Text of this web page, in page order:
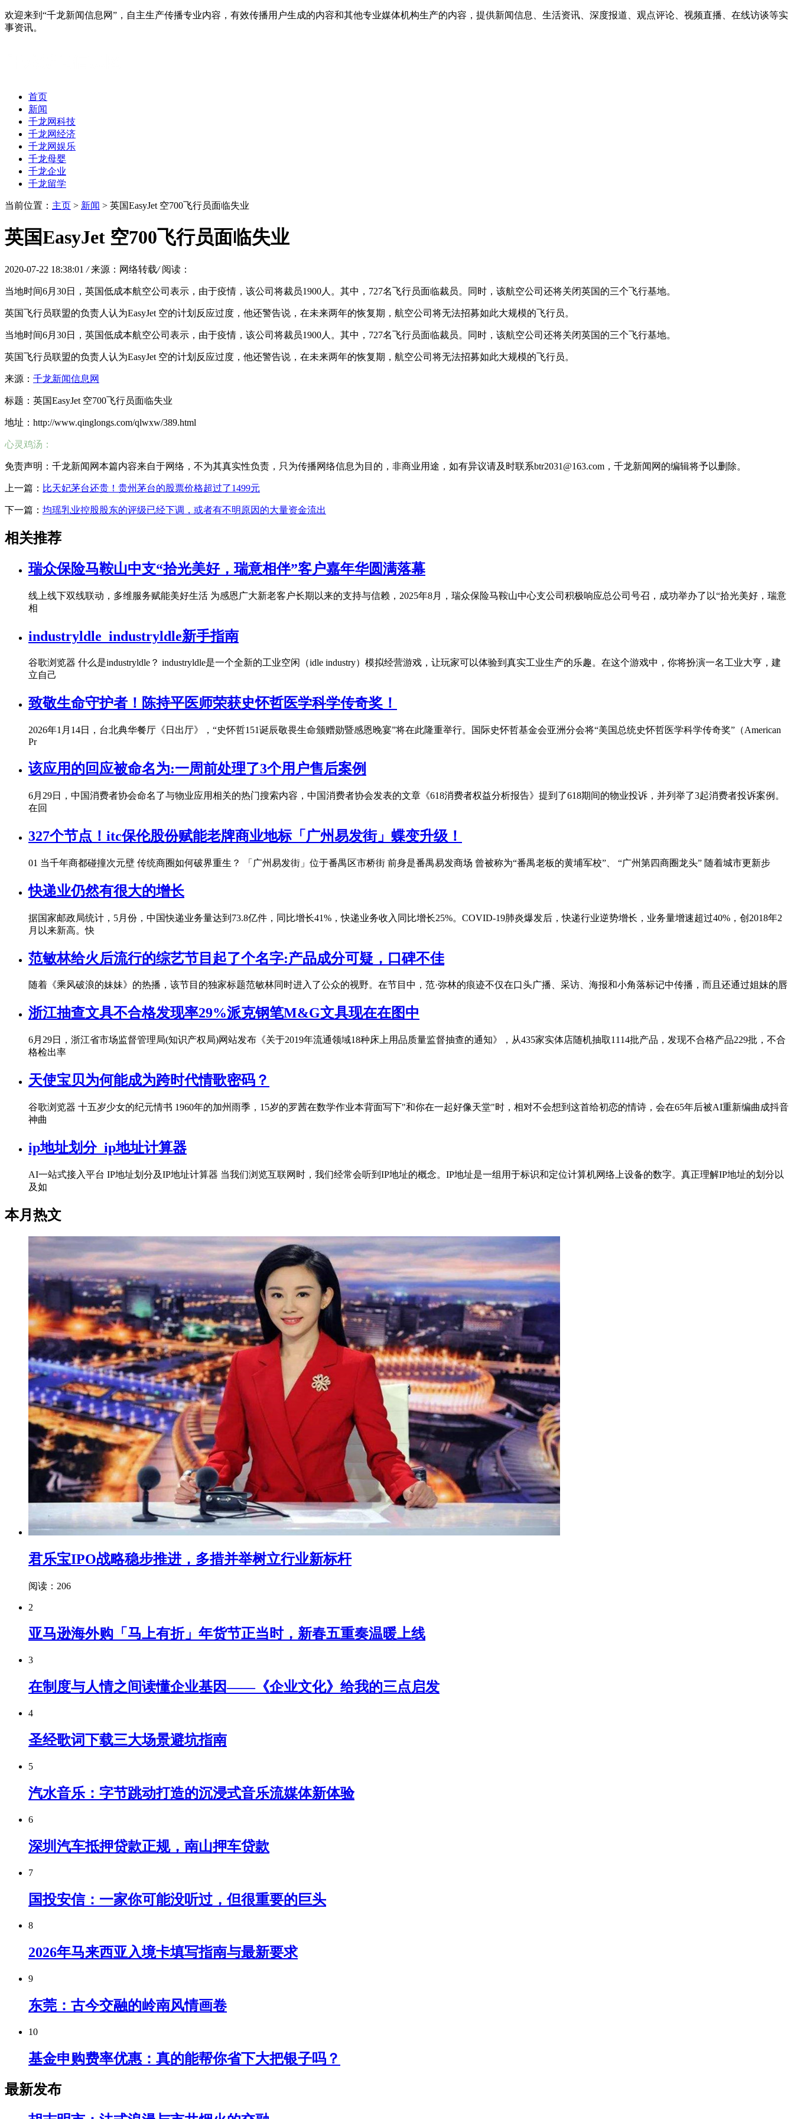
欢迎来到“千龙新闻信息网”，自主生产传播专业内容，有效传播用户生成的内容和其他专业媒体机构生产的内容，提供新闻信息、生活资讯、深度报道、观点评论、视频直播、在线访谈等实
事资讯。
首页
新闻
千龙网科技
千龙网经济
千龙网娱乐
千龙母婴
千龙企业
千龙留学
当前位置： 主页 > 新闻 > 英国EasyJet 空700飞行员面临失业
英国EasyJet 空700飞行员面临失业
2020-07-22 18:38:01 / 来源：网络转载/ 阅读：
当地时间6月30日，英国低成本航空公司表示，由于疫情，该公司将裁员1900人。其中，727名飞行员面临裁员。同时，该航空公司还将关闭英国的三个飞行基地。
英国飞行员联盟的负责人认为EasyJet 空的计划反应过度，他还警告说，在未来两年的恢复期，航空公司将无法招募如此大规模的飞行员。
当地时间6月30日，英国低成本航空公司表示，由于疫情，该公司将裁员1900人。其中，727名飞行员面临裁员。同时，该航空公司还将关闭英国的三个飞行基地。
英国飞行员联盟的负责人认为EasyJet 空的计划反应过度，他还警告说，在未来两年的恢复期，航空公司将无法招募如此大规模的飞行员。
来源： 千龙新闻信息网
标题：英国EasyJet 空700飞行员面临失业
地址：http://www.qinglongs.com/qlwxw/389.html
心灵鸡汤：
免责声明：千龙新闻网本篇内容来自于网络，不为其真实性负责，只为传播网络信息为目的，非商业用途，如有异议请及时联系btr2031@163.com，千龙新闻网的编辑将予以删除。
上一篇： 比天妃茅台还贵！贵州茅台的股票价格超过了1499元
下一篇： 均瑶乳业控股股东的评级已经下调，或者有不明原因的大量资金流出
相关推荐
瑞众保险马鞍山中支“拾光美好，瑞意相伴”客户嘉年华圆满落幕
线上线下双线联动，多维服务赋能美好生活 为感恩广大新老客户长期以来的支持与信赖，2025年8月，瑞众保险马鞍山中心支公司积极响应总公司号召，成功举办了以“拾光美好，瑞意
相
industryldle_industryldle新手指南
谷歌浏览器 什么是industryldle？ industryldle是一个全新的工业空闲（idle industry）模拟经营游戏，让玩家可以体验到真实工业生产的乐趣。在这个游戏中，你将扮演一名工业大亨，建
立自己
致敬生命守护者！陈持平医师荣获史怀哲医学科学传奇奖！
2026年1月14日，台北典华餐厅《日出厅》，“史怀哲151诞辰敬畏生命颁赠勋暨感恩晚宴”将在此隆重举行。国际史怀哲基金会亚洲分会将“美国总统史怀哲医学科学传奇奖”（American
Pr
该应用的回应被命名为:一周前处理了3个用户售后案例
6月29日，中国消费者协会命名了与物业应用相关的热门搜索内容，中国消费者协会发表的文章《618消费者权益分析报告》提到了618期间的物业投诉，并列举了3起消费者投诉案例。
在回
327个节点！itc保伦股份赋能老牌商业地标「广州易发街」蝶变升级！
01 当千年商都碰撞次元壁 传统商圈如何破界重生？ 「广州易发街」位于番禺区市桥街 前身是番禺易发商场 曾被称为“番禺老板的黄埔军校”、 “广州第四商圈龙头” 随着城市更新步
快递业仍然有很大的增长
据国家邮政局统计，5月份，中国快递业务量达到73.8亿件，同比增长41%，快递业务收入同比增长25%。COVID-19肺炎爆发后，快递行业逆势增长，业务量增速超过40%，创2018年2
月以来新高。快
范敏林给火后流行的综艺节目起了个名字:产品成分可疑，口碑不佳
随着《乘风破浪的妹妹》的热播，该节目的独家标题范敏林同时进入了公众的视野。在节目中，范·弥林的痕迹不仅在口头广播、采访、海报和小角落标记中传播，而且还通过姐妹的唇
浙江抽查文具不合格发现率29%派克钢笔M&G文具现在在图中
6月29日，浙江省市场监督管理局(知识产权局)网站发布《关于2019年流通领域18种床上用品质量监督抽查的通知》，从435家实体店随机抽取1114批产品，发现不合格产品229批，不合
格检出率
天使宝贝为何能成为跨时代情歌密码？
谷歌浏览器 十五岁少女的纪元情书 1960年的加州雨季，15岁的罗茜在数学作业本背面写下"和你在一起好像天堂"时，相对不会想到这首给初恋的情诗，会在65年后被AI重新编曲成抖音
神曲
ip地址划分_ip地址计算器
AI一站式接入平台 IP地址划分及IP地址计算器 当我们浏览互联网时，我们经常会听到IP地址的概念。IP地址是一组用于标识和定位计算机网络上设备的数字。真正理解IP地址的划分以
及如
本月热文
君乐宝IPO战略稳步推进，多措并举树立行业新标杆
阅读：206
2
亚马逊海外购「马上有折」年货节正当时，新春五重奏温暖上线
3
在制度与人情之间读懂企业基因——《企业文化》给我的三点启发
4
圣经歌词下载三大场景避坑指南
5
汽水音乐：字节跳动打造的沉浸式音乐流媒体新体验
6
深圳汽车抵押贷款正规，南山押车贷款
7
国投安信：一家你可能没听过，但很重要的巨头
8
2026年马来西亚入境卡填写指南与最新要求
9
东莞：古今交融的岭南风情画卷
10
基金申购费率优惠：真的能帮你省下大把银子吗？
最新发布